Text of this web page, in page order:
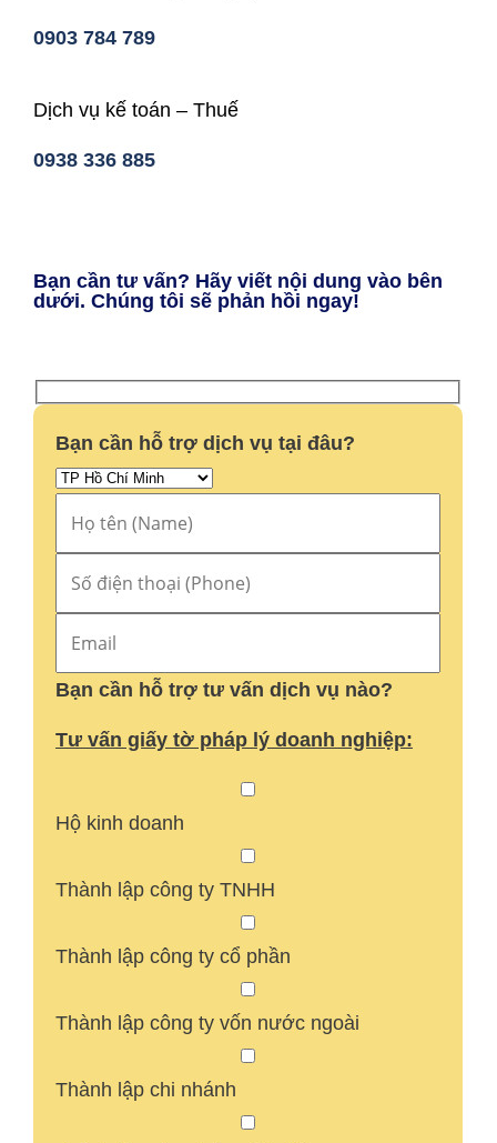
0903 784 789
Dịch vụ kế toán – Thuế
0938 336 885
Bạn cần tư vấn? Hãy viết nội dung vào bên
dưới. Chúng tôi sẽ phản hồi ngay!
Bạn cần hỗ trợ dịch vụ tại đâu?
Bạn cần hỗ trợ tư vấn dịch vụ nào?
Tư vấn giấy tờ pháp lý doanh nghiệp:
Hộ kinh doanh
Thành lập công ty TNHH
Thành lập công ty cổ phần
Thành lập công ty vốn nước ngoài
Thành lập chi nhánh